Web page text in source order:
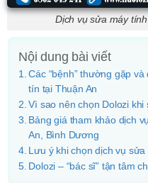
Dịch vụ sửa máy
Nội dung bài viết
Các “bệnh” thường gặp
tín tại Thuận An
Vì sao nên chọn Dolozi
Bảng giá tham khảo dịch
An, Bình Dương
Lưu ý khi chọn dịch vụ
Dolozi – “bác sĩ” tận tâm